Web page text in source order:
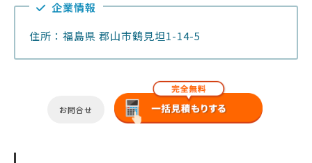
企業情報
住所：福島県 郡山市鶴見坦1-14-5
お問合せ